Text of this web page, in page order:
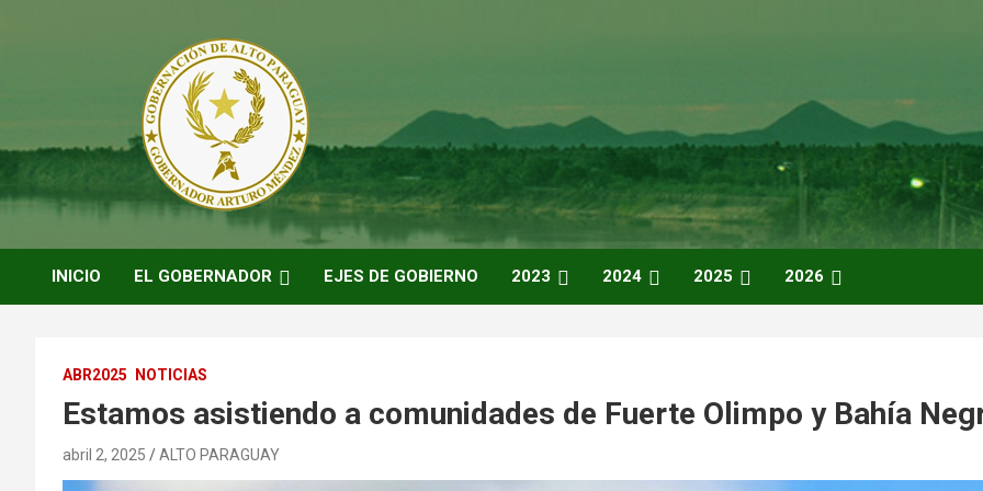
ARTUROMENDEZ.ORG
ARTURO MENDEZ GOBERNADOR 2023
INICIO EL GOBERNADOR EJES DE GOBIERNO 2023 2024 2025 2026
ABR2025 NOTICIAS
Estamos asistiendo a comunidades de Fuerte Olimpo y Bahía
abril 2, 2025 ALTO PARAGUAY